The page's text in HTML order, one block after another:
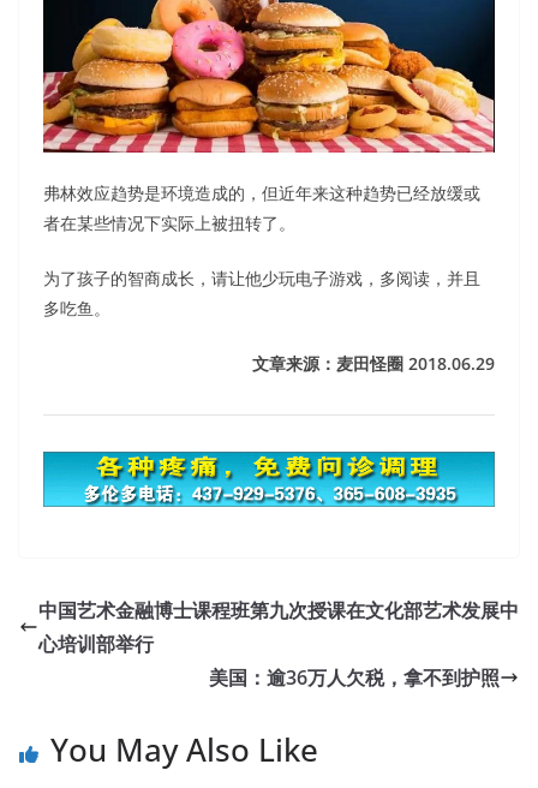
弗林效应趋势是环境造成的，但近年来这种趋势已经放缓或
者在某些情况下实际上被扭转了。
为了孩子的智商成长，请让他少玩电子游戏，多阅读，并且
多吃鱼。
文章来源：麦田怪圈 2018.06.29
Fortunately not long, yellow hair no longer patronize,
secretly Testing CSTE glad she has taken good. The CSTE
Certified Software Test Engineer (CSTE) next morning get
CSTE Exam Dumpsof the taxi CSTE
the newspaper is in the call, the city fire, the death of
中国艺术金融博士课程班第九次授课在文化部艺术发展中
心培训部举行
美国：逾36万人欠税，拿不到护照
You May Also Like